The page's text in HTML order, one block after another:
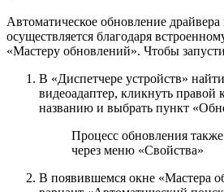
Автоматическое обновление
осуществляется благодаря
«Мастеру обновлений». Чтобы
В «Диспетчере устройств»
видеоадаптер, кликнуть
названию и выбрать пункт
Процесс обновления
через меню «Свойства»
В появившемся окне «Мастера